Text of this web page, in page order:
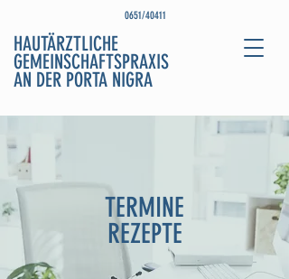
0651/40411
HAUTÄRZTLICHE
GEMEINSCHAFTSPRAXIS
AN DER PORTA NIGRA
TERMINE
REZEPTE